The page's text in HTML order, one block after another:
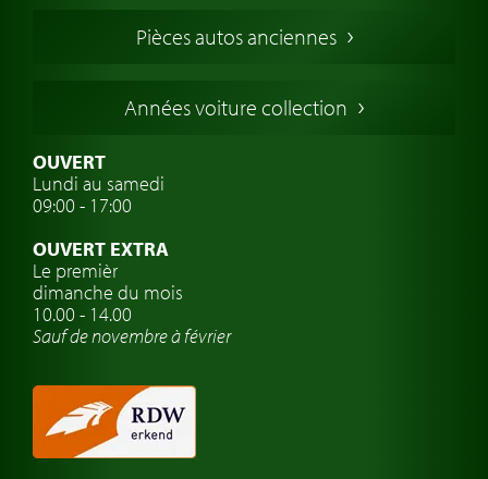
Voitures Allemandes
Voitures Suédoises
Assurance voiture de collection
Clubs de voitures classiques
Atelier de voitures anciennes
Montres de marque de voiture
Pièces autos anciennes
Années voiture collection
OUVERT
Lundi au samedi
09:00 - 17:00
OUVERT EXTRA
Le premièr
dimanche du mois
10.00 - 14.00
Sauf de novembre à février